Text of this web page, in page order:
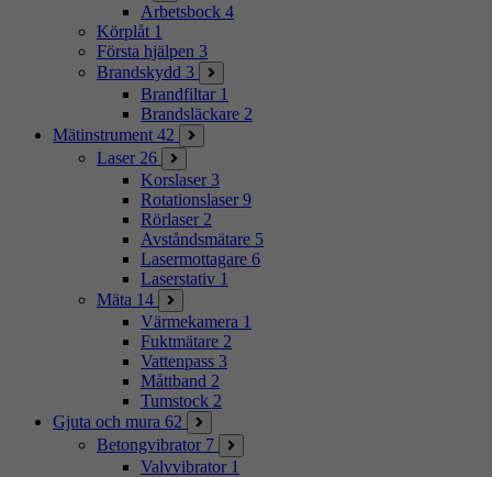
Arbetsbock 4
Körplåt 1
Första hjälpen 3
Brandskydd 3
Brandfiltar 1
Brandsläckare 2
Mätinstrument 42
Laser 26
Korslaser 3
Rotationslaser 9
Rörlaser 2
Avståndsmätare 5
Lasermottagare 6
Laserstativ 1
Mäta 14
Värmekamera 1
Fuktmätare 2
Vattenpass 3
Måttband 2
Tumstock 2
Gjuta och mura 62
Betongvibrator 7
Valvvibrator 1